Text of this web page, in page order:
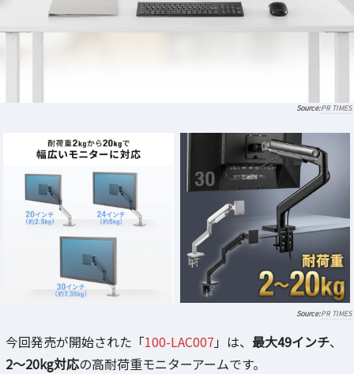
PR TIMES
PR TIMES
今回発売が開始された「100-LAC007 」は、 最大49インチ、
2～20kg対応の高耐荷重モニターアームです。